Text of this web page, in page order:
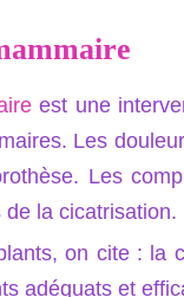
est une
Les
Les
la cicatrisation.
on cite : la
adéquats et